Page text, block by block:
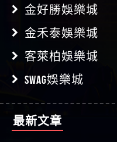
金好勝娛樂城
金禾泰娛樂城
客萊柏娛樂城
SWAG娛樂城
最新文章
【其他問題】用理性